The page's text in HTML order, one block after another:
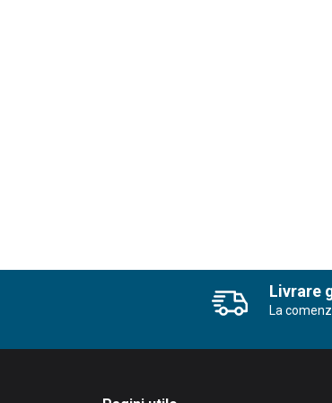
Livrare
La